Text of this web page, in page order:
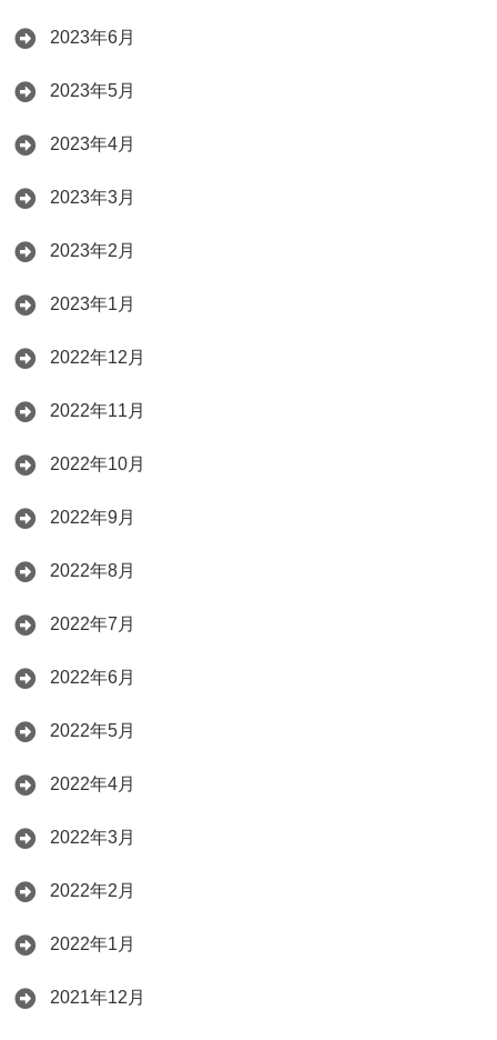
2023年6月
2023年5月
2023年4月
2023年3月
2023年2月
2023年1月
2022年12月
2022年11月
2022年10月
2022年9月
2022年8月
2022年7月
2022年6月
2022年5月
2022年4月
2022年3月
2022年2月
2022年1月
2021年12月